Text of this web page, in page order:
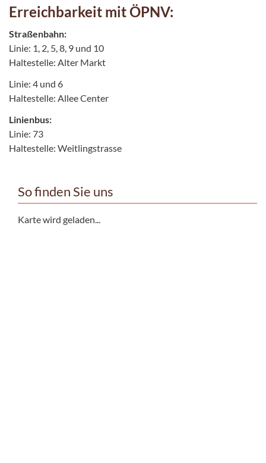
Erreichbarkeit mit ÖPNV:
Straßenbahn:
Linie: 1, 2, 5, 8, 9 und 10
Haltestelle: Alter Markt
Linie: 4 und 6
Haltestelle: Allee Center
Linienbus:
Linie: 73
Haltestelle: Weitlingstrasse
So finden Sie uns
Karte wird geladen...